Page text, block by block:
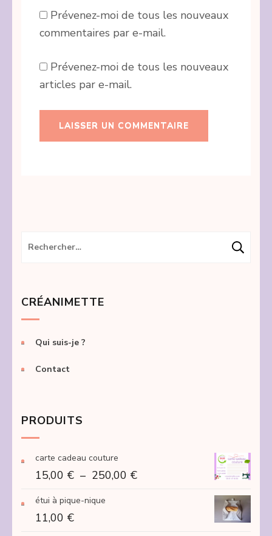
Prévenez-moi de tous les nouveaux
commentaires par e-mail.
Prévenez-moi de tous les nouveaux
articles par e-mail.
Rechercher :
CRÉANIMETTE
Qui suis-je ?
Contact
PRODUITS
carte cadeau couture
15,00 € – 250,00 €Plage
étui à pique-nique
11,00 €